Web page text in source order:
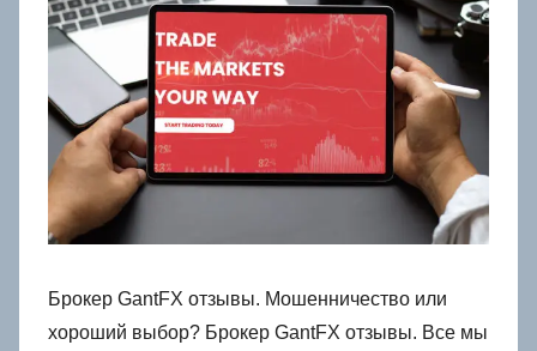
Брокер GantFX отзывы. Мошенничество или
хороший выбор? Брокер GantFX отзывы. Все мы